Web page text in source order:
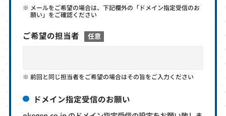
メールをご希望の場合は、下記欄外の「ドメイン指定受信のお
願い」をご確認ください
ご希望の担当者 任意
前回と同じ担当者をご希望の場合はその旨をご入力ください
ドメイン指定受信のお願い